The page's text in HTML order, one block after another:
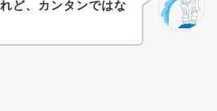
ど、カンタンではな